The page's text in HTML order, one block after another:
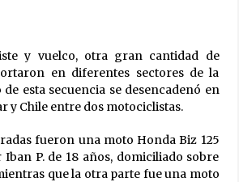
por $26 millones
Ceresina: CACU y Union SG empataron un
dificil de destrabar
08/2026
y vuelco, otra gran cantidad de
en diferentes sectores de la
esta secuencia se desencadenó en
y Chile entre dos motociclistas.
fueron una moto Honda Biz 125
P. de 18 años, domiciliado sobre
que la otra parte fue una moto